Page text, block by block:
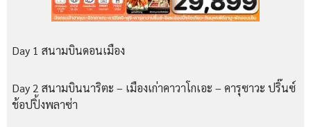
Day 1 สนามบินดอนเมือง
Day 2 สนามบินนาริตะ – เมืองเก่าคาวาโกเอะ – คารุซาวะ ปริ๊นซ์
ช้อปปิ้งพลาซ่า